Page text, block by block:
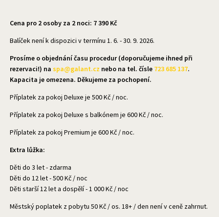
Cena pro 2 osoby za 2 noci: 7 390 Kč
Balíček není k dispozici v termínu 1. 6. - 30. 9. 2026.
Prosíme o objednání času procedur (doporučujeme ihned při
rezervaci!) na spa@galant.cz nebo na tel. čísle 723 685 137.
Kapacita je omezena. Děkujeme za pochopení.
Příplatek za pokoj Deluxe je 500 Kč / noc.
Příplatek za pokoj Deluxe s balkónem je 600 Kč / noc.
Příplatek za pokoj Premium je 600 Kč / noc.
Extra lůžka:
Děti do 3 let - zdarma
Děti do 12 let - 500 Kč / noc
Děti starší 12 let a dospělí - 1 000 Kč / noc
Městský poplatek z pobytu 50 Kč / os. 18+ / den není v ceně zahrnut.